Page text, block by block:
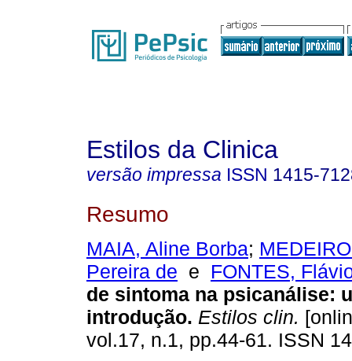
Estilos da Clinica
versão impressa ISSN 1415-
Resumo
MAIA, Aline Borba;
Pereira de e FONTES,
de sintoma na psicanálise:
introdução. Estilos clin.
vol.17, n.1, pp.44-61. ISSN